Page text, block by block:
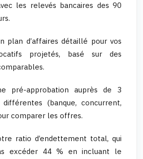
les relevés bancaires des 90
plan d’affaires détaillé pour vos
projetés, basé sur des
pré-approbation auprès de 3
différentes (banque, concurrent,
comparer les offres.
ratio d’endettement total, qui
excéder 44 % en incluant le